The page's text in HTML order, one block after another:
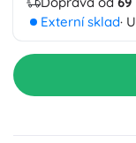
Externí sklad·